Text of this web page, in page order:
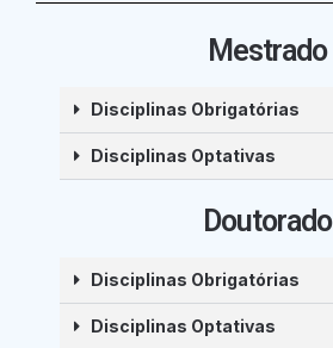
Mestrado
Disciplinas Obrigatórias
Disciplinas Optativas
Doutorado
Disciplinas Obrigatórias
Disciplinas Optativas